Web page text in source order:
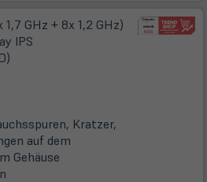
Tab)
1,7 GHz + 8x 1,2 GHz)
IPS
Kratzer,
auf dem
Gehäuse